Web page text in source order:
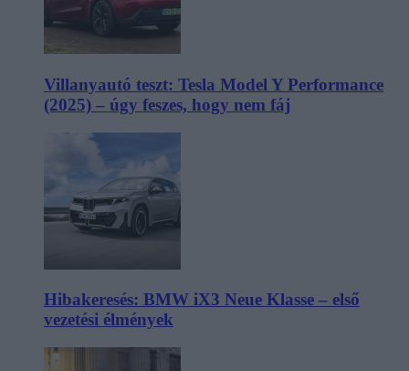
Villanyautó teszt: Tesla Model Y Performance
(2025) – úgy feszes, hogy nem fáj
Hibakeresés: BMW iX3 Neue Klasse – első
vezetési élmények